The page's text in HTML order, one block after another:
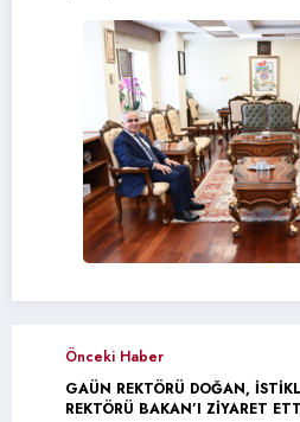
Önceki Haber
GAÜN REKTÖRÜ DOĞAN,
REKTÖRÜ BAKAN’I ZİYARET